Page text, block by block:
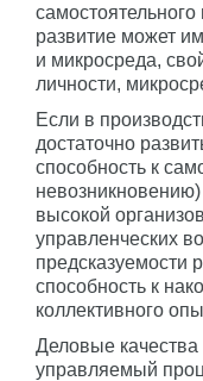
развитие может
и микросреда,
личности,
Если в
достаточно
способность к
высокой
управленческих
предсказуемости
способность к
коллективного
Деловые
управляемый